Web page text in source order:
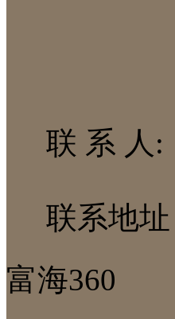
联 系 人:
联系地址
富海360